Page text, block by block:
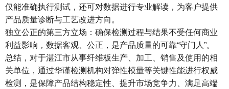
仅能准确执行测试，还可对数据进行专业解读，为客户提供
产品质量诊断与工艺改进方向。
独立公正的第三方立场：确保检测过程与结果不受任何商业
利益影响，数据客观、公正，是产品质量的可靠“守门人”。
总结，对于湛江市从事纤维板生产、加工、销售及使用的相
关单位，通过华谨检测机构对弹性模量等关键性能进行权威
检测，是保障产品结构稳定性、提升市场竞争力、满足高端